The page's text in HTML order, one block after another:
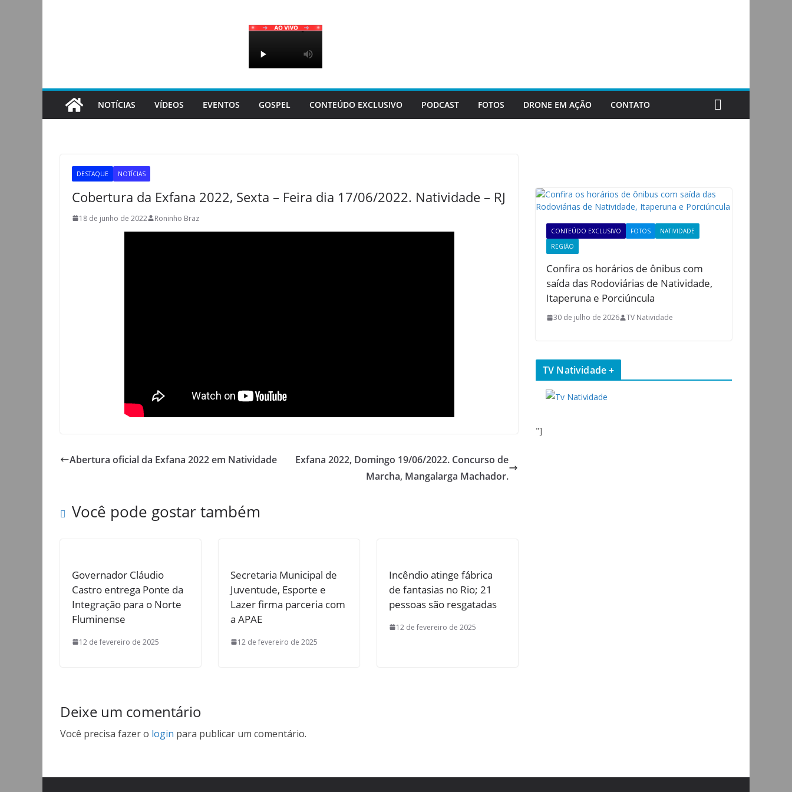
NOTÍCIAS VÍDEOS EVENTOS GOSPEL CONTEÚDO EXCLUSIVO PODCAST FOTOS DRONE EM AÇÃO CONTATO
DESTAQUE NOTÍCIAS
Cobertura da Exfana 2022, Sexta – Feira dia 17/06/2022. Natividade – RJ
18 de junho de 2022 Roninho Braz
Abertura oficial da Exfana 2022 em Natividade
Exfana 2022, Domingo 19/06/2022. Concurso de
Marcha, Mangalarga Machador.
Você pode gostar também
Governador Cláudio
Castro entrega Ponte da
Integração para o Norte
Fluminense
12 de fevereiro de 2025
Secretaria Municipal de
Juventude, Esporte e
Lazer firma parceria com
a APAE
12 de fevereiro de 2025
Incêndio atinge fábrica
de fantasias no Rio; 21
pessoas são resgatadas
12 de fevereiro de 2025
Deixe um comentário
Você precisa fazer o login para publicar um comentário.
CONTEÚDO EXCLUSIVO FOTOS
NATIVIDADE
REGIÃO
Confira os horários de ônibus com
saída das Rodoviárias de Natividade,
Itaperuna e Porciúncula
30 de julho de 2026 TV Natividade
TV Natividade +
"]